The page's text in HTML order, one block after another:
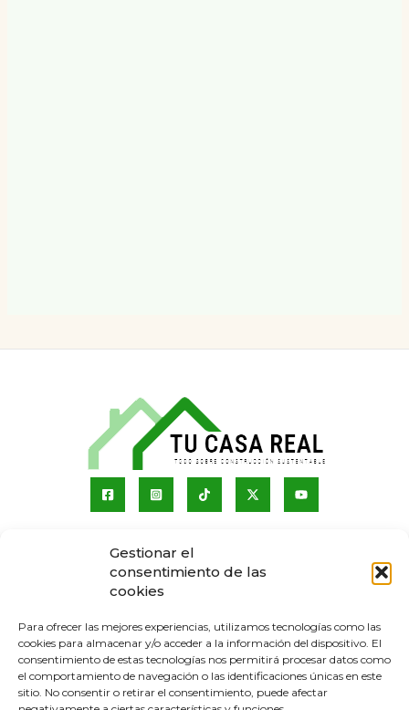
Gestionar el
consentimiento de las
cookies
Para ofrecer las mejores experiencias, utilizamos tecnologías como las
cookies para almacenar y/o acceder a la información del dispositivo. El
consentimiento de estas tecnologías nos permitirá procesar datos como
el comportamiento de navegación o las identificaciones únicas en este
sitio. No consentir o retirar el consentimiento, puede afectar
Sobre nosotros
Quienes somos
Contacto